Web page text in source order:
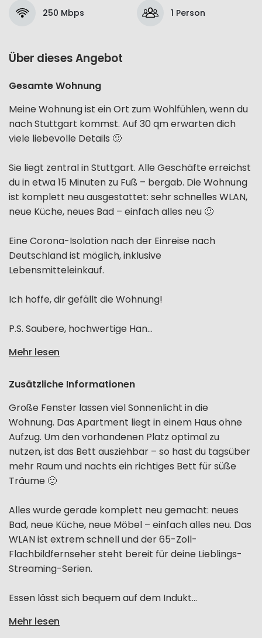
250 Mbps 1 Person
Über dieses Angebot
Gesamte Wohnung
Meine Wohnung ist ein Ort zum Wohlfühlen, wenn du
nach Stuttgart kommst. Auf 30 qm erwarten dich
viele liebevolle Details 🙂
Sie liegt zentral in Stuttgart. Alle Geschäfte erreichst
du in etwa 15 Minuten zu Fuß – bergab. Die Wohnung
ist komplett neu ausgestattet: sehr schnelles WLAN,
neue Küche, neues Bad – einfach alles neu 🙂
Eine Corona-Isolation nach der Einreise nach
Deutschland ist möglich, inklusive
Lebensmitteleinkauf.
Ich hoffe, dir gefällt die Wohnung!
P.S. Saubere, hochwertige Han...
Mehr lesen
Zusätzliche Informationen
Große Fenster lassen viel Sonnenlicht in die
Wohnung. Das Apartment liegt in einem Haus ohne
Aufzug. Um den vorhandenen Platz optimal zu
nutzen, ist das Bett ausziehbar – so hast du tagsüber
mehr Raum und nachts ein richtiges Bett für süße
Träume 🙂
Alles wurde gerade komplett neu gemacht: neues
Bad, neue Küche, neue Möbel – einfach alles neu. Das
WLAN ist extrem schnell und der 65-Zoll-
Flachbildfernseher steht bereit für deine Lieblings-
Streaming-Serien.
Essen lässt sich bequem auf dem Indukt...
Mehr lesen